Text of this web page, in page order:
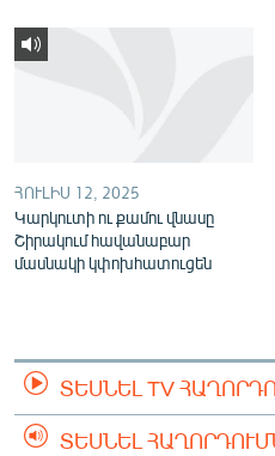
ՀՈՒԼԻՍ 12, 2025
Կարկուտի ու քամու վնասը
Շիրակում հավանաբար
մասնակի կփոխհատուցեն
ՏԵՍՆԵԼ TV
ՏԵՍՆԵԼ